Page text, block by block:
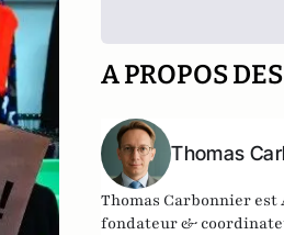
A PROPOS
Thomas
Thomas Carbonnier est
fondateur &